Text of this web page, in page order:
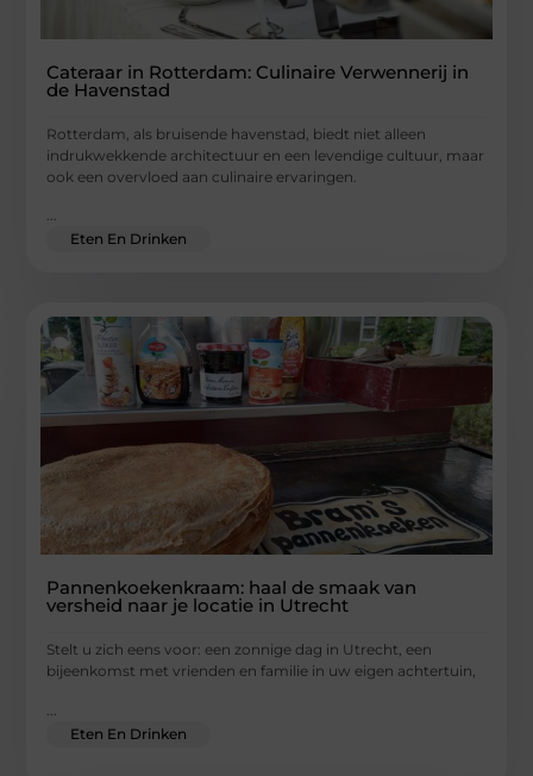
Cateraar in Rotterdam: Culinaire Verwennerij in
de Havenstad
Rotterdam, als bruisende havenstad, biedt niet alleen
indrukwekkende architectuur en een levendige cultuur, maar
ook een overvloed aan culinaire ervaringen.
...
Eten En Drinken
Pannenkoekenkraam: haal de smaak van
versheid naar je locatie in Utrecht
Stelt u zich eens voor: een zonnige dag in Utrecht, een
bijeenkomst met vrienden en familie in uw eigen achtertuin,
Eten En Drinken